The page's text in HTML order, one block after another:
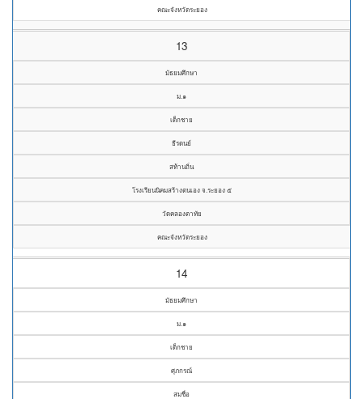
คณะจังหวัดระยอง
13
มัธยมศึกษา
ม.๑
เด็กชาย
ธีรดนย์
สท้านถิ่น
โรงเรียนนิคมสร้างตนเอง จ.ระยอง ๕
วัดคลองตาทัย
คณะจังหวัดระยอง
14
มัธยมศึกษา
ม.๑
เด็กชาย
ศุภกรณ์
สมชื่อ